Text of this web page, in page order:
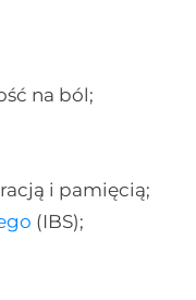
na ból;
i pamięcią;
(IBS);